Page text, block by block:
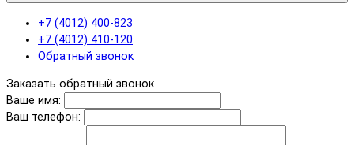
+7 (4012) 400-823
+7 (4012) 410-120
Обратный звонок
Заказать обратный звонок
Ваше имя:
Ваш телефон: